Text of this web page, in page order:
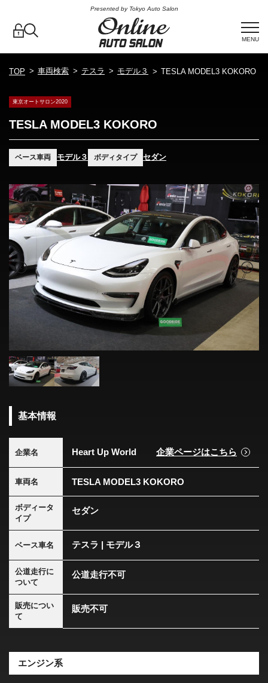
Presented by Tokyo Auto Salon
MENU
TOP 車両検索 テスラ モデル３ TESLA MODEL3 KOKORO
東京オートサロン2020
TESLA MODEL3 KOKORO
ベース車両 モデル３ ボディタイプ セダン
基本情報
企業名 Heart Up World 企業ページはこちら
車両名 TESLA MODEL3 KOKORO
ボディータ
イプ
セダン
ベース車名 テスラ | モデル３
公道走行に
ついて
公道走行不可
販売につい
て
販売不可
エンジン系